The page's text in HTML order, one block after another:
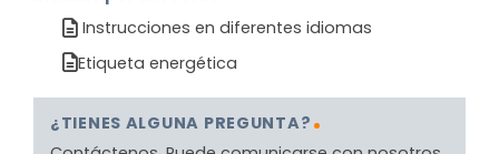
Instrucciones en diferentes idiomas
Etiqueta energética
¿TIENES ALGUNA PREGUNTA?